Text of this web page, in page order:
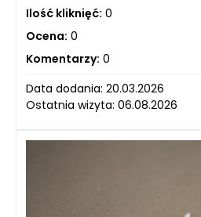
Ilość kliknięć: 0
Ocena: 0
Komentarzy: 0
Data dodania: 20.03.2026
Ostatnia wizyta: 06.08.2026